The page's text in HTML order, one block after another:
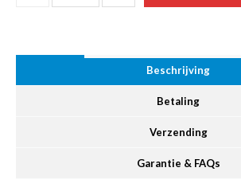
Beschrijving
Betaling
Verzending
Garantie & FAQs